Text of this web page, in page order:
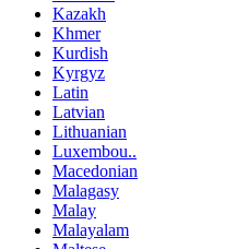
Kazakh
Khmer
Kurdish
Kyrgyz
Latin
Latvian
Lithuanian
Luxembou..
Macedonian
Malagasy
Malay
Malayalam